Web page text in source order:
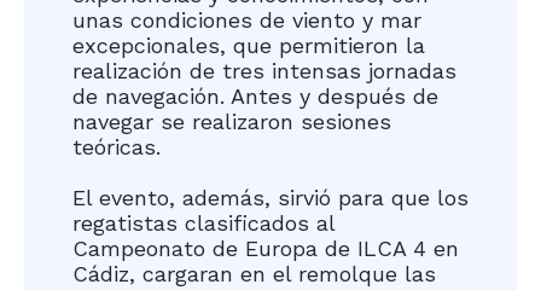
unas condiciones de viento y mar
excepcionales, que permitieron la
realización de tres intensas jornadas
de navegación. Antes y después de
navegar se realizaron sesiones
teóricas.
El evento, además, sirvió para que los
regatistas clasificados al
Campeonato de Europa de ILCA 4 en
Cádiz, cargaran en el remolque las